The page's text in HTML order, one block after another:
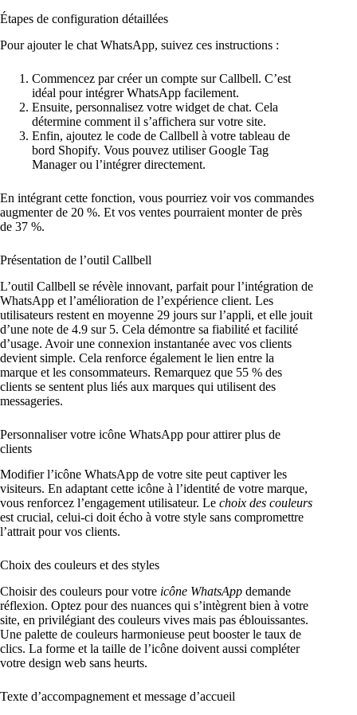
Étapes de configuration détaillées
Pour ajouter le chat WhatsApp, suivez ces instructions :
Commencez par créer un compte sur Callbell. C’est
idéal pour intégrer WhatsApp facilement.
Ensuite, personnalisez votre widget de chat. Cela
détermine comment il s’affichera sur votre site.
Enfin, ajoutez le code de Callbell à votre tableau de
bord Shopify. Vous pouvez utiliser Google Tag
Manager ou l’intégrer directement.
En intégrant cette fonction, vous pourriez voir vos commandes
augmenter de 20 %. Et vos ventes pourraient monter de près
de 37 %.
Présentation de l’outil Callbell
L’outil Callbell se révèle innovant, parfait pour l’intégration de
WhatsApp et l’amélioration de l’expérience client. Les
utilisateurs restent en moyenne 29 jours sur l’appli, et elle jouit
d’une note de 4.9 sur 5. Cela démontre sa fiabilité et facilité
d’usage. Avoir une connexion instantanée avec vos clients
devient simple. Cela renforce également le lien entre la
marque et les consommateurs. Remarquez que 55 % des
clients se sentent plus liés aux marques qui utilisent des
messageries.
Personnaliser votre icône WhatsApp pour attirer plus de
clients
Modifier l’icône WhatsApp de votre site peut captiver les
visiteurs. En adaptant cette icône à l’identité de votre marque,
vous renforcez l’engagement utilisateur. Le choix des couleurs
est crucial, celui-ci doit écho à votre style sans compromettre
l’attrait pour vos clients.
Choix des couleurs et des styles
Choisir des couleurs pour votre icône WhatsApp demande
réflexion. Optez pour des nuances qui s’intègrent bien à votre
site, en privilégiant des couleurs vives mais pas éblouissantes.
Une palette de couleurs harmonieuse peut booster le taux de
clics. La forme et la taille de l’icône doivent aussi compléter
votre design web sans heurts.
Texte d’accompagnement et message d’accueil